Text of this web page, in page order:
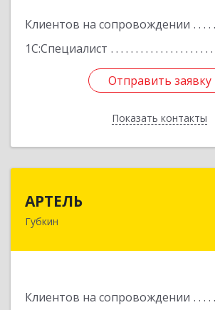
Клиентов на сопровождении
1С:Специалист
Отправить заявку
Показать контакты
Отправить заявку
Назад
АРТЕЛЬ
Губкин
Клиентов на сопровождении
309181, Белгородская обл,